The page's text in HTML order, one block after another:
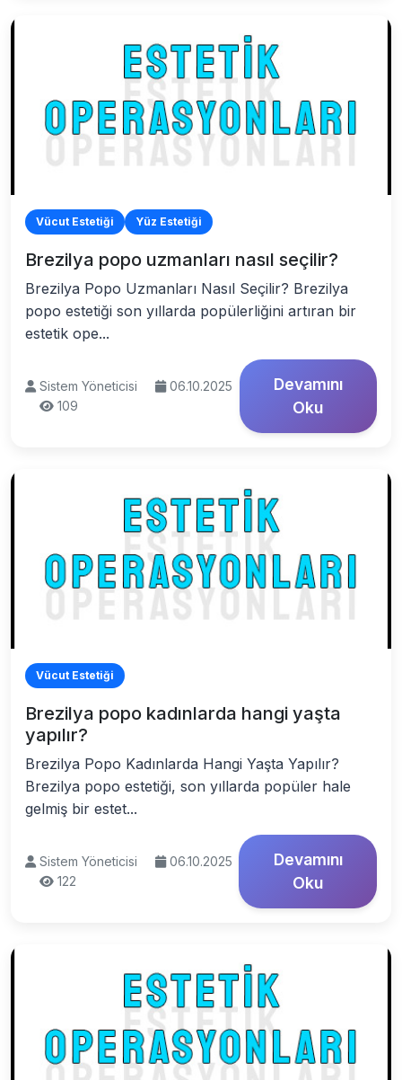
Vücut Estetiği Yüz Estetiği
Brezilya popo uzmanları nasıl seçilir?
Brezilya Popo Uzmanları Nasıl Seçilir? Brezilya
popo estetiği son yıllarda popülerliğini artıran bir
estetik ope...
Sistem Yöneticisi
06.10.2025
109
Devamını
Oku
Vücut Estetiği
Brezilya popo kadınlarda hangi yaşta
yapılır?
Brezilya Popo Kadınlarda Hangi Yaşta Yapılır?
Brezilya popo estetiği, son yıllarda popüler hale
gelmiş bir estet...
Sistem Yöneticisi
06.10.2025
122
Devamını
Oku